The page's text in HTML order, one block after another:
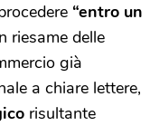
“entro un
riesame delle
già
a chiare lettere,
risultante